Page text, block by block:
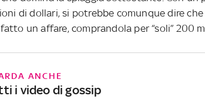
di dollari, si potrebbe comunque dire
un affare, comprandola per “soli” 200
ANCHE
i video di gossip